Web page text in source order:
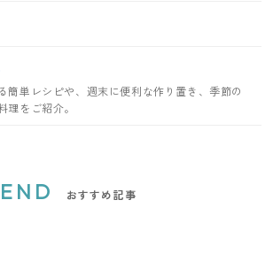
簡単レシピや、週末に便利な作り置き、季節の
理をご紹介。
おすすめ記事